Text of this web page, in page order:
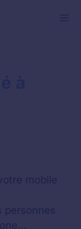
mobile
personnes